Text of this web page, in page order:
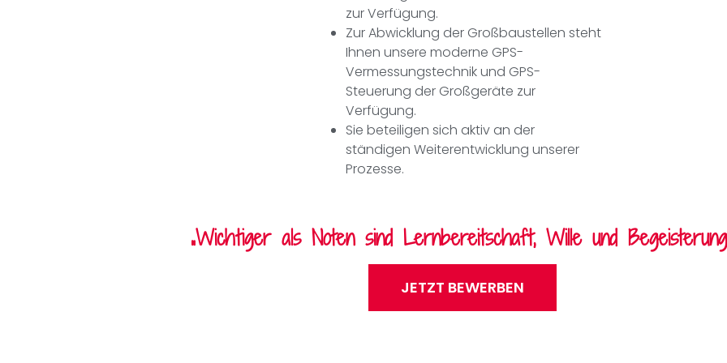
zurVerfügung.
Zur Abwicklung der Großbaustellen steht
Ihnenunsere moderne GPS-
Vermessungstechnik und GPS-
Steuerung der Großgeräte zur
Verfügung.
Sie beteiligen sich aktiv an der
ständigenWeiterentwicklung unserer
Prozesse.
„Wichtiger als Noten sind Lernbereitschaft, Wille und
JETZT BEWERBEN